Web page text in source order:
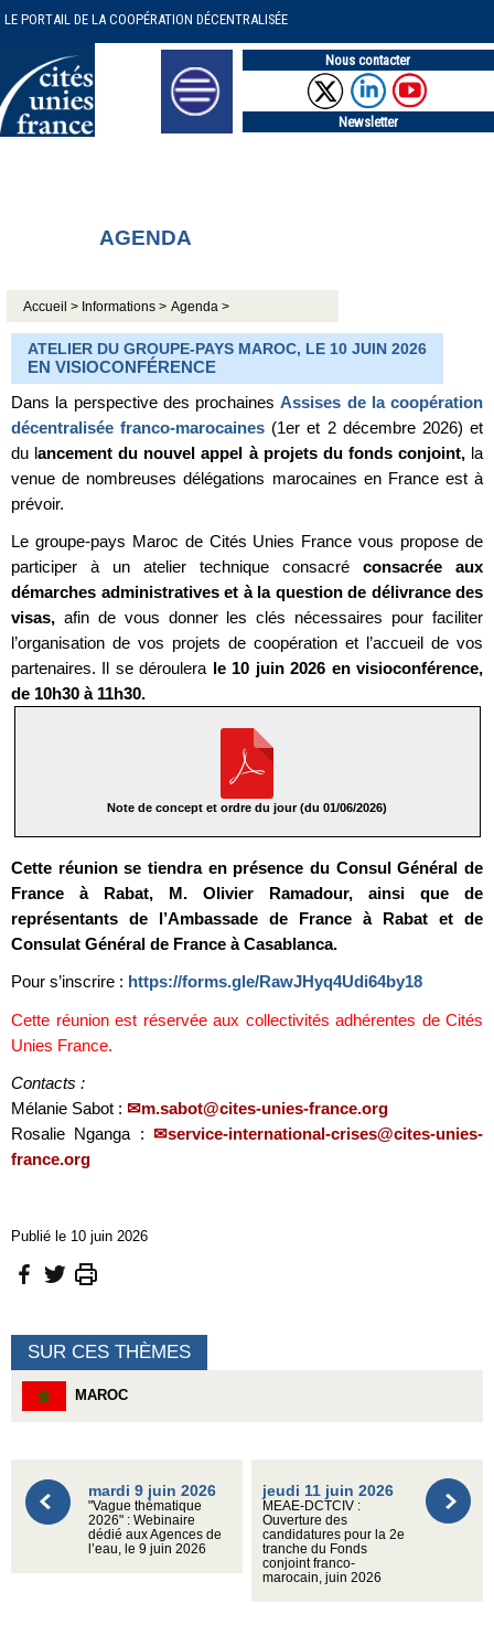
LE PORTAIL DE LA COOPÉRATION DÉCENTRALISÉE
Nous contacter
Newsletter
AGENDA
Accueil > Informations > Agenda >
ATELIER DU GROUPE-PAYS MAROC, LE 10 JUIN 2026
EN VISIOCONFÉRENCE
Dans la perspective des prochainesAssises de la coopération
décentralisée franco-marocaines (1er et 2 décembre 2026) et
du lancement du nouvel appel à projets du fonds conjoint,la
venue de nombreuses délégations marocaines en France est à
prévoir.
Le groupe-pays Maroc de Cités Unies France vous propose de
participer à un atelier technique consacré consacrée aux
démarches administratives et à la question de délivrance des
visas, afin de vous donner les clés nécessaires pour faciliter
l’organisation de vos projets de coopération et l’accueil de vos
partenaires. Il se déroulera le 10 juin 2026 en visioconférence,
de 10h30 à 11h30.
Note de concept et ordre du jour (du 01/06/2026)
Cette réunion se tiendra en présence du Consul Général de
France à Rabat, M. Olivier Ramadour, ainsi que de
représentants de l’Ambassade de France à Rabat et de
Consulat Général de France à Casablanca.
Pour s’inscrire : https://forms.gle/RawJHyq4Udi64by18
Cette réunion est réservée aux collectivités adhérentes de Cités
Unies France.
Contacts :
Mélanie Sabot :
m.sabot@cites-unies-france.org
Rosalie Nganga :
service-international-crises@cites-unies-
france.org
Publié le 10 juin 2026
SUR CES THÈMES
MAROC
mardi 9 juin 2026
"Vague thématique
2026" : Webinaire
dédié aux Agences de
l’eau, le 9 juin 2026
jeudi 11 juin 2026
MEAE-DCTCIV :
Ouverture des
candidatures pour la 2e
tranche du Fonds
conjoint franco-
marocain, juin 2026